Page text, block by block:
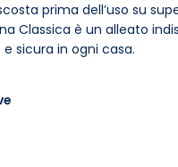
prima dell’uso su
Classica è un alleato
sicura in ogni casa.